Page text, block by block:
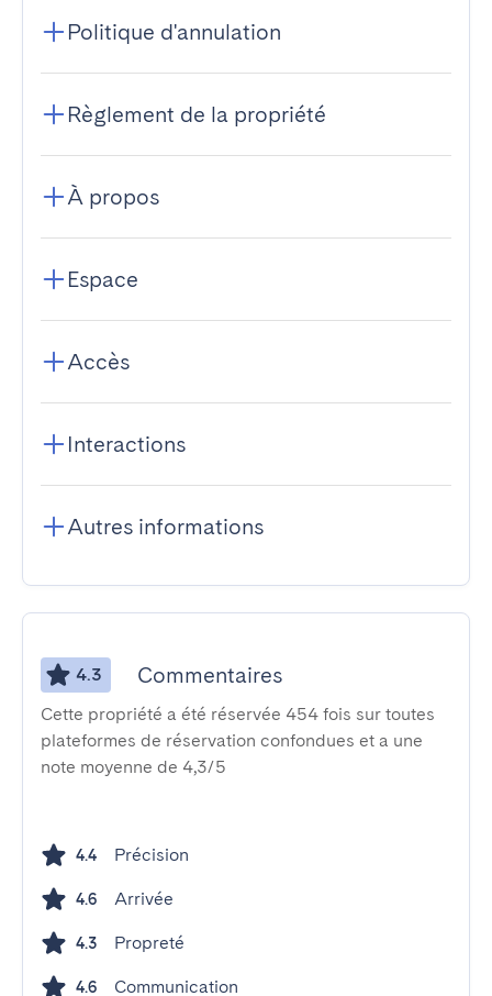
Politique d'annulation
Règlement de la propriété
À propos
Espace
Accès
Interactions
Autres informations
4.3 Commentaires
Cette propriété a été réservée 454 fois sur toutes
plateformes de réservation confondues et a une
note moyenne de 4,3/5
4.4 Précision
4.6 Arrivée
4.3 Propreté
4.6 Communication